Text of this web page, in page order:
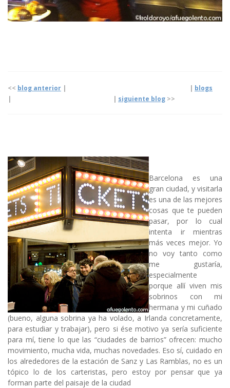
<< blog anterior | | blogs
|
| siguiente blog >>
Barcelona es una
gran ciudad, y visitarla
es una de las mejores
cosas que te pueden
pasar, por lo cual
intenta ir mientras
más veces mejor. Yo
no voy tanto como
me gustaría,
especialmente
porque allí viven mis
sobrinos con mi
hermana y mi cuñado
(bueno, alguna sobrina ya ha volado, a Irlanda concretamente,
para estudiar y trabajar), pero si ése motivo ya sería suficiente
para mí, tiene lo que las “ciudades de barrios” ofrecen: mucho
movimiento, mucha vida, muchas novedades. Eso sí, cuidado en
los alrededores de la estación de Sanz y Las Ramblas, no es un
tópico lo de los carteristas, pero estoy por pensar que ya
forman parte del paisaje de la ciudad